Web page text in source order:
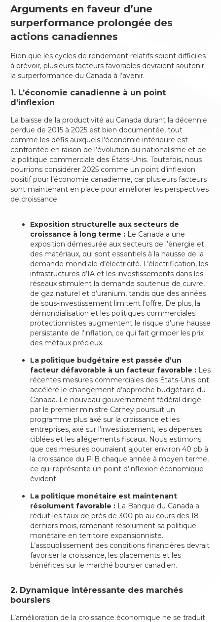
Arguments en faveur d’une
surperformance prolongée des
actions canadiennes
Bien que les cycles de rendement relatifs soient difficiles
à prévoir, plusieurs facteurs favorables devraient soutenir
la surperformance du Canada à l’avenir.
1. L’économie canadienne à un point
d’inflexion
La baisse de la productivité au Canada durant la décennie
perdue de 2015 à 2025 est bien documentée, tout
comme les défis auxquels l’économie intérieure est
confrontée en raison de l’évolution du nationalisme et de
la politique commerciale des États-Unis. Toutefois, nous
pourrions considérer 2025 comme un point d’inflexion
positif pour l’économie canadienne, car plusieurs facteurs
sont maintenant en place pour améliorer les perspectives
de croissance :
Exposition structurelle aux secteurs de
croissance à long terme :Le Canada a une
exposition démesurée aux secteurs de l’énergie et
des matériaux, qui sont essentiels à la hausse de la
demande mondiale d’électricité. L’électrification, les
infrastructures d’IA et les investissements dans les
réseaux stimulent la demande soutenue de cuivre,
de gaz naturel et d’uranium, tandis que des années
de sous-investissement limitent l’offre. De plus, la
démondialisation et les politiques commerciales
protectionnistes augmentent le risque d’une hausse
persistante de l’inflation, ce qui fait grimper les prix
des métaux précieux.
La politique budgétaire est passée d’un
facteur défavorable à un facteur favorable :Les
récentes mesures commerciales des États-Unis ont
accéléré le changement d’approche budgétaire du
Canada. Le nouveau gouvernement fédéral dirigé
par le premier ministre Carney poursuit un
programme plus axé sur la croissance et les
entreprises, axé sur l’investissement, les dépenses
ciblées et les allégements fiscaux. Nous estimons
que ces mesures pourraient ajouter environ 40 pb à
la croissance du PIB chaque année à moyen terme,
ce qui représente un point d’inflexion économique
évident.
La politique monétaire est maintenant
résolument favorable :La Banque du Canada a
réduit les taux de près de 300 pb au cours des 18
derniers mois, ramenant résolument sa politique
monétaire en territoire expansionniste.
L’assouplissement des conditions financières devrait
favoriser la croissance, les placements et les
bénéfices sur le marché boursier canadien.
2. Dynamique intéressante des marchés
boursiers
L’amélioration de la croissance économique ne se traduit